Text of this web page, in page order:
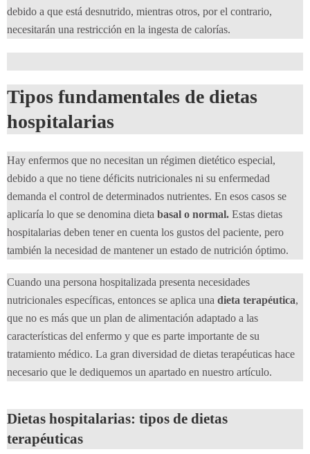
debido a que está desnutrido, mientras otros, por el contrario,
necesitarán una restricción en la ingesta de calorías.
Tipos fundamentales de dietas
hospitalarias
Hay enfermos que no necesitan un régimen dietético especial,
debido a que no tiene déficits nutricionales ni su enfermedad
demanda el control de determinados nutrientes. En esos casos se
aplicaría lo que se denomina dieta basal o normal. Estas dietas
hospitalarias deben tener en cuenta los gustos del paciente, pero
también la necesidad de mantener un estado de nutrición óptimo.
Cuando una persona hospitalizada presenta necesidades
nutricionales específicas, entonces se aplica una dieta terapéutica,
que no es más que un plan de alimentación adaptado a las
características del enfermo y que es parte importante de su
tratamiento médico. La gran diversidad de dietas terapéuticas hace
necesario que le dediquemos un apartado en nuestro artículo.
Dietas hospitalarias: tipos de dietas
terapéuticas